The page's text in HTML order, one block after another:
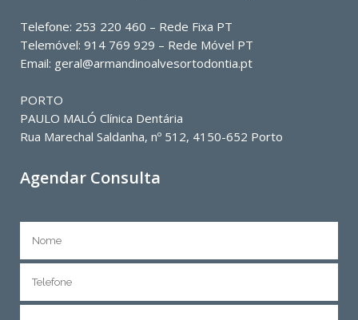
Telefone: 253 220 460 – Rede Fixa PT
Telemóvel: 914 769 929 – Rede Móvel PT
Email: geral@armandinoalvesortodontia.pt
PORTO
PAULO MALÓ Clínica Dentária
Rua Marechal Saldanha, nº 512, 4150-652 Porto
Agendar Consulta